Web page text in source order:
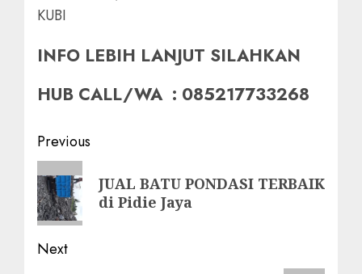
KUBI
INFO LEBIH LANJUT SILAHKAN
HUB CALL/WA : 085217733268
Post
navigation
Previous
Previous
post:
JUAL BATU PONDASI TERBAIK
di Pidie Jaya
Next